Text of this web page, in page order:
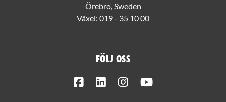
Örebro, Sweden
Växel: 019 - 35 10 00
Följ oss
FacebookLinkedInInstagram